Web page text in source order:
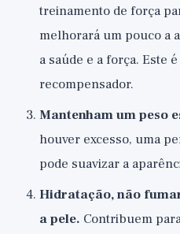
treinamento de força
melhorará um pouco a
a saúde e a força. Este
recompensador.
Mantenham um peso
houver excesso, uma
pode suavizar a
Hidratação, não
a pele. Contribuem